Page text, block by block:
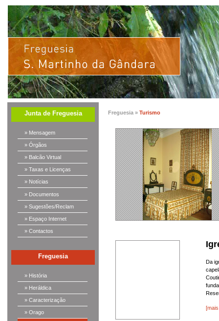
Junta de Freguesia
» Mensagem
» Órgãos
» Balcão Virtual
» Taxas e Licenças
» Notícias
» Documentos
» Sugestões/Reclam
» Espaço Internet
» Contactos
Freguesia
» História
» Heráldica
» Caracterização
» Orago
Freguesia » Turismo
Da